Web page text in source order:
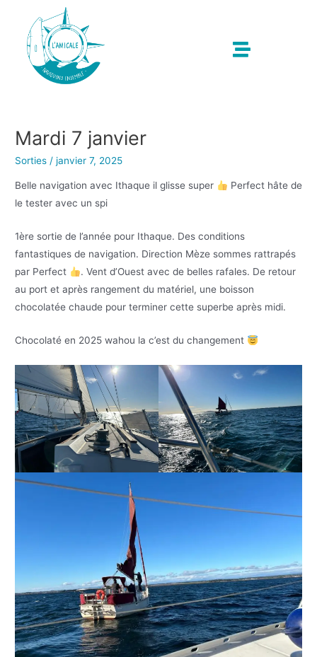
Mardi 7 janvier
Sorties /janvier 7, 2025
Belle navigation avec Ithaque il glisse super
Perfect hâte de
le tester avec un spi
1ère sortie de l’année pour Ithaque. Des conditions
fantastiques de navigation. Direction Mèze sommes rattrapés
par Perfect
. Vent d’Ouest avec de belles rafales. De retour
au port et après rangement du matériel, une boisson
chocolatée chaude pour terminer cette superbe après midi.
Chocolaté en 2025 wahou la c’est du changement